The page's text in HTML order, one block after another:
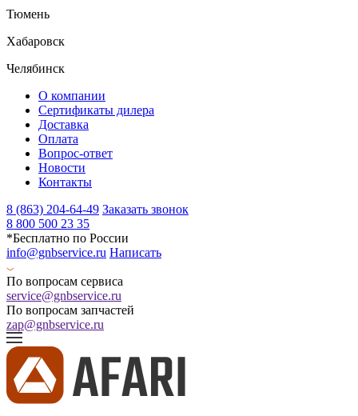
Тюмень
Хабаровск
Челябинск
О компании
Сертификаты дилера
Доставка
Оплата
Вопрос-ответ
Новости
Контакты
8 (863) 204-64-49 Заказать звонок
8 800 500 23 35
*Бесплатно по России
info@gnbservice.ru Написать
По вопросам сервиса
service@gnbservice.ru
По вопросам запчастей
zap@gnbservice.ru